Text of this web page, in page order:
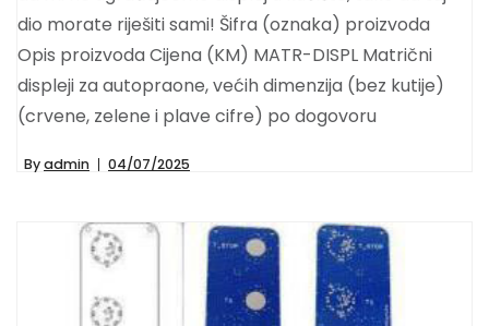
dio morate riješiti sami! Šifra (oznaka) proizvoda
Opis proizvoda Cijena (KM) MATR-DISPL Matrični
displeji za autopraone, većih dimenzija (bez kutije)
(crvene, zelene i plave cifre) po dogovoru
Byadmin 04/07/2025